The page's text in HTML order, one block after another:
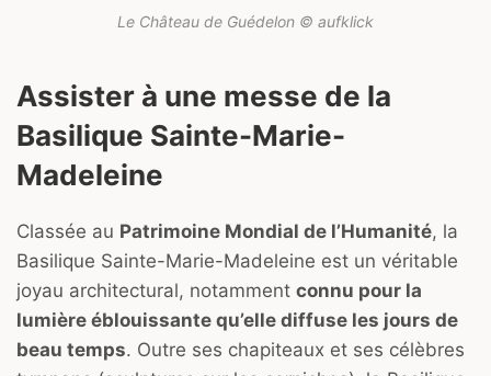
Le Château de Guédelon © aufklick
Assister à une messe de la
Basilique Sainte-Marie-
Madeleine
Classée au Patrimoine Mondial de l’Humanité, la
Basilique Sainte-Marie-Madeleine est un véritable
joyau architectural, notamment connu pour la
lumière éblouissante qu’elle diffuse les jours de
beau temps. Outre ses chapiteaux et ses célèbres